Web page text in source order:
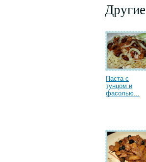
Паста с
тунцом и
фасолью...